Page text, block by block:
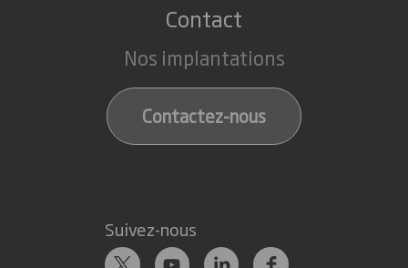
Contact
Nos implantations
Contactez-nous
Suivez-nous